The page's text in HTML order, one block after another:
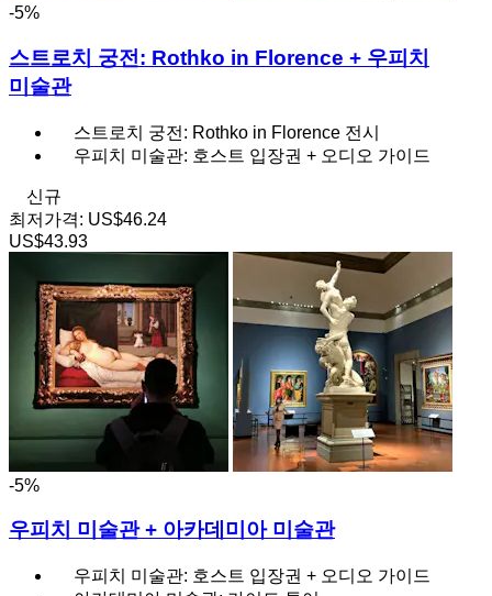
-5%
스트로치 궁전: Rothko in Florence + 우피치
미술관
스트로치 궁전: Rothko in Florence 전시
우피치 미술관: 호스트 입장권 + 오디오 가이드
신규
최저가격: US$46.24
US$43.93
-5%
우피치 미술관 + 아카데미아 미술관
우피치 미술관: 호스트 입장권 + 오디오 가이드